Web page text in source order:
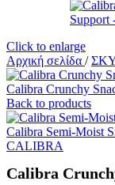
Click to enlarge
Αρχική σελίδα /
Calibra Crunchy
Back to products
Calibra Semi-Moist
CALIBRA
Calibra